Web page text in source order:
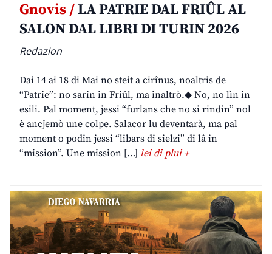
Gnovis /LA PATRIE DAL FRIÛL AL
SALON DAL LIBRI DI TURIN 2026
Redazion
Dai 14 ai 18 di Mai no steit a cirînus, noaltris de
“Patrie”: no sarin in Friûl, ma inaltrò.◆ No, no lìn in
esili. Pal moment, jessi “furlans che no si rindin” nol
è ancjemò une colpe. Salacor lu deventarà, ma pal
moment o podin jessi “libars di sielzi” di lâ in
“mission”. Une mission […] lei di plui +